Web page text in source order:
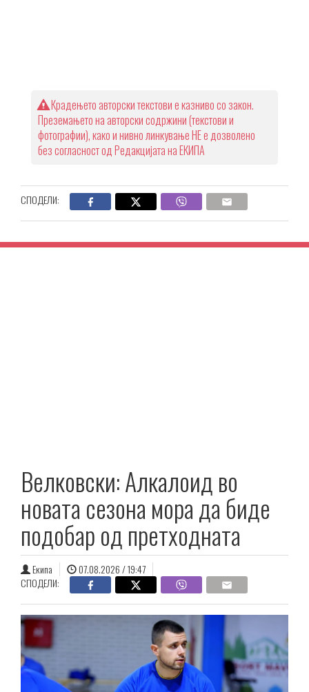
Крадењето авторски текстови е казниво со закон.
Преземањето на авторски содржини (текстови и
фотографии), како и нивно линкување НЕ е дозволено
без согласност од Редакцијата на ЕКИПА
СПОДЕЛИ:
Велковски: Алкалоид во
новата сезона мора да биде
подобар од претходната
Екипа
07.08.2026 / 19:47
СПОДЕЛИ: